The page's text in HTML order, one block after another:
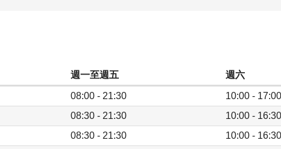
週一至週五 週六
08:00 - 21:30 10:00 - 17:00
08:30 - 21:30 10:00 - 16:30
08:30 - 21:30 10:00 - 16:30